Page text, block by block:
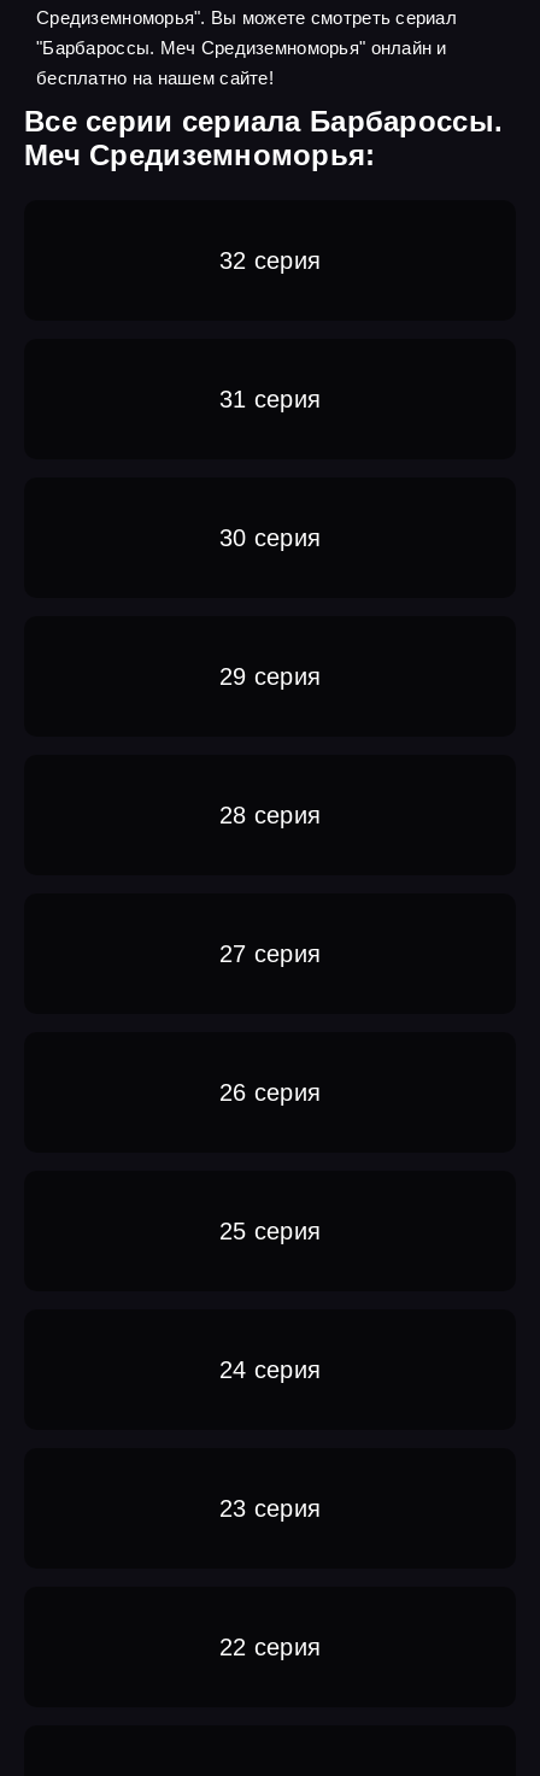
Средиземноморья". Вы можете смотреть сериал
"Барбароссы. Меч Средиземноморья" онлайн и
бесплатно на нашем сайте!
Все серии сериала Барбароссы.
Меч Средиземноморья:
32 серия
31 серия
30 серия
29 серия
28 серия
27 серия
26 серия
25 серия
24 серия
23 серия
22 серия